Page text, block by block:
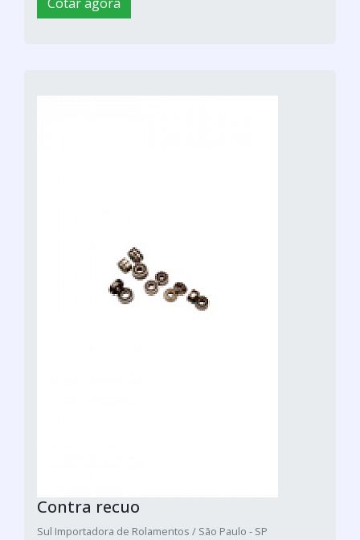
Contra recuo
Sul Importadora de Rolamentos / São Paulo - SP